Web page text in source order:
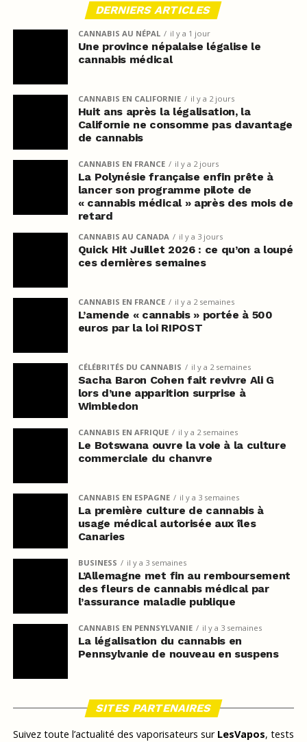
DERNIERS ARTICLES
CANNABIS AU NÉPAL il y a 1 jour
Une province népalaise légalise le
cannabis médical
CANNABIS EN CALIFORNIE il y a 2 jours
Huit ans après la légalisation, la
Californie ne consomme pas davantage
de cannabis
CANNABIS EN FRANCE il y a 2 jours
La Polynésie française enfin prête à
lancer son programme pilote de
« cannabis médical » après des mois de
retard
CANNABIS AU CANADA il y a 3 jours
Quick Hit Juillet 2026 : ce qu’on a loupé
ces dernières semaines
CANNABIS EN FRANCE il y a 2 semaines
L’amende « cannabis » portée à 500
euros par la loi RIPOST
CÉLÉBRITÉS DU CANNABIS il y a 2 semaines
Sacha Baron Cohen fait revivre Ali G
lors d’une apparition surprise à
Wimbledon
CANNABIS EN AFRIQUE il y a 2 semaines
Le Botswana ouvre la voie à la culture
commerciale du chanvre
CANNABIS EN ESPAGNE il y a 3 semaines
La première culture de cannabis à
usage médical autorisée aux îles
Canaries
BUSINESS il y a 3 semaines
L’Allemagne met fin au remboursement
des fleurs de cannabis médical par
l’assurance maladie publique
CANNABIS EN PENNSYLVANIE il y a 3 semaines
La légalisation du cannabis en
Pennsylvanie de nouveau en suspens
SITES PARTENAIRES
Suivez toute l’actualité des vaporisateurs sur LesVapos, tests